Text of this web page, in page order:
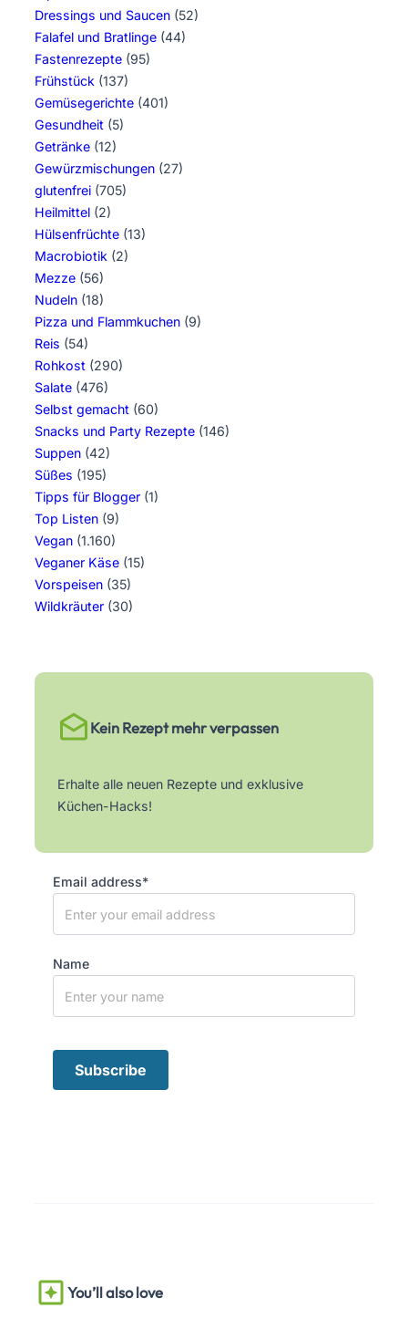
Dressings und Saucen (52)
Falafel und Bratlinge (44)
Fastenrezepte (95)
Frühstück (137)
Gemüsegerichte (401)
Gesundheit (5)
Getränke (12)
Gewürzmischungen (27)
glutenfrei (705)
Heilmittel (2)
Hülsenfrüchte (13)
Macrobiotik (2)
Mezze (56)
Nudeln (18)
Pizza und Flammkuchen (9)
Reis (54)
Rohkost (290)
Salate (476)
Selbst gemacht (60)
Snacks und Party Rezepte (146)
Suppen (42)
Süßes (195)
Tipps für Blogger (1)
Top Listen (9)
Vegan (1.160)
Veganer Käse (15)
Vorspeisen (35)
Wildkräuter (30)
Kein Rezept mehr verpassen
Erhalte alle neuen Rezepte und exklusive
Küchen-Hacks!
Email address*
Name
You’ll also love